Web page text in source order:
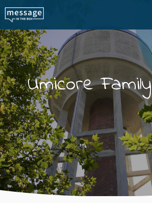
Skip to main content
Umicore